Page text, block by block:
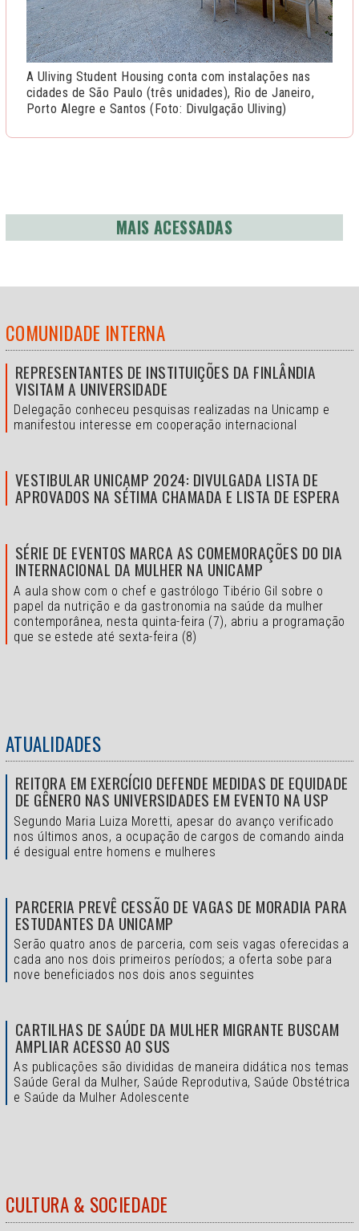
A Uliving Student Housing conta com instalações nas
cidades de São Paulo (três unidades), Rio de Janeiro,
Porto Alegre e Santos (Foto: Divulgação Uliving)
MAIS ACESSADAS
COMUNIDADE INTERNA
REPRESENTANTES DE INSTITUIÇÕES DA FINLÂNDIA
VISITAM A UNIVERSIDADE
Delegação conheceu pesquisas realizadas na Unicamp e
manifestou interesse em cooperação internacional
VESTIBULAR UNICAMP 2024: DIVULGADA LISTA DE
APROVADOS NA SÉTIMA CHAMADA E LISTA DE ESPERA
SÉRIE DE EVENTOS MARCA AS COMEMORAÇÕES DO DIA
INTERNACIONAL DA MULHER NA UNICAMP
A aula show com o chef e gastrólogo Tibério Gil sobre o
papel da nutrição e da gastronomia na saúde da mulher
contemporânea, nesta quinta-feira (7), abriu a programação
que se estede até sexta-feira (8)
ATUALIDADES
REITORA EM EXERCÍCIO DEFENDE MEDIDAS DE EQUIDADE
DE GÊNERO NAS UNIVERSIDADES EM EVENTO NA USP
Segundo Maria Luiza Moretti, apesar do avanço verificado
nos últimos anos, a ocupação de cargos de comando ainda
é desigual entre homens e mulheres
PARCERIA PREVÊ CESSÃO DE VAGAS DE MORADIA PARA
ESTUDANTES DA UNICAMP
Serão quatro anos de parceria, com seis vagas oferecidas a
cada ano nos dois primeiros períodos; a oferta sobe para
nove beneficiados nos dois anos seguintes
CARTILHAS DE SAÚDE DA MULHER MIGRANTE BUSCAM
AMPLIAR ACESSO AO SUS
As publicações são divididas de maneira didática nos temas
Saúde Geral da Mulher, Saúde Reprodutiva, Saúde Obstétrica
e Saúde da Mulher Adolescente
CULTURA & SOCIEDADE